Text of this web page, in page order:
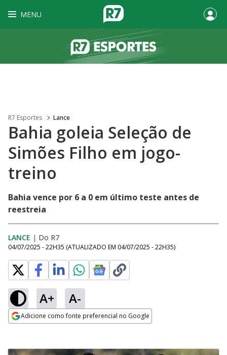
MENU
R7 Esportes Lance
Bahia goleia Seleção de
Simões Filho em jogo-
treino
Bahia vence por 6 a 0 em último teste antes de
reestreia
LANCE | Do R7
04/07/2025 - 22H35 (ATUALIZADO EM 04/07/2025 - 22H35)
A+ A-
Adicione como fonte preferencial no Google